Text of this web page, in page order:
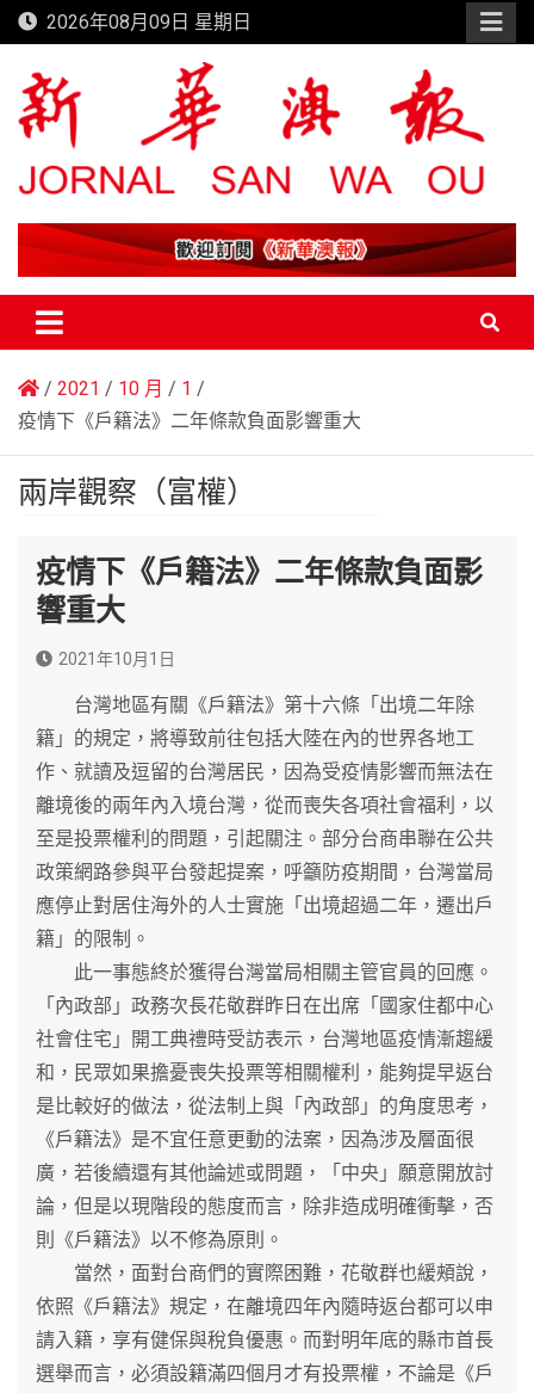
Skip
to
content
2026年08月09日 星期日
新華澳報
2021 10 月
1
疫情下《戶籍法》二年條款負面影響重大
兩岸觀察（富權）
疫情下《戶籍法》二年條款負面影
響重大
2021年10月1日
台灣地區有關《戶籍法》第十六條「出境二年除
籍」的規定，將導致前往包括大陸在內的世界各地工
作、就讀及逗留的台灣居民，因為受疫情影響而無法在
離境後的兩年內入境台灣，從而喪失各項社會福利，以
至是投票權利的問題，引起關注。部分台商串聯在公共
政策網路參與平台發起提案，呼籲防疫期間，台灣當局
應停止對居住海外的人士實施「出境超過二年，遷出戶
籍」的限制。
此一事態終於獲得台灣當局相關主管官員的回應。
「內政部」政務次長花敬群昨日在出席「國家住都中心
社會住宅」開工典禮時受訪表示，台灣地區疫情漸趨緩
和，民眾如果擔憂喪失投票等相關權利，能夠提早返台
是比較好的做法，從法制上與「內政部」的角度思考，
《戶籍法》是不宜任意更動的法案，因為涉及層面很
廣，若後續還有其他論述或問題，「中央」願意開放討
論，但是以現階段的態度而言，除非造成明確衝擊，否
則《戶籍法》以不修為原則。
當然，面對台商們的實際困難，花敬群也緩頰說，
依照《戶籍法》規定，在離境四年內隨時返台都可以申
請入籍，享有健保與稅負優惠。而對明年底的縣市首長
選舉而言，必須設籍滿四個月才有投票權，不論是《戶